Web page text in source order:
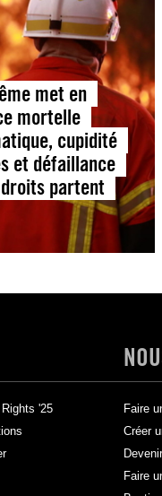
met en
mortelle
cupidité
et défaillance
partent
'25
Faire
Créer
Faire